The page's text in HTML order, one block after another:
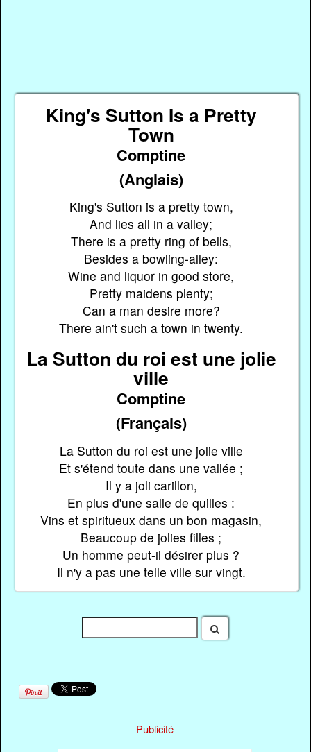
King's Sutton Is a Pretty
Town
Comptine
(Anglais)
King's Sutton is a pretty town,
And lies all in a valley;
There is a pretty ring of bells,
Besides a bowling-alley:
Wine and liquor in good store,
Pretty maidens plenty;
Can a man desire more?
There ain't such a town in twenty.
La Sutton du roi est une jolie
ville
Comptine
(Français)
La Sutton du roi est une jolie ville
Et s'étend toute dans une vallée ;
Il y a joli carillon,
En plus d'une salle de quilles :
Vins et spiritueux dans un bon magasin,
Beaucoup de jolies filles ;
Un homme peut-il désirer plus ?
Il n'y a pas une telle ville sur vingt.
Publicité